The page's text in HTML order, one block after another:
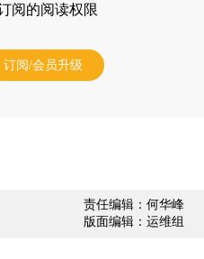
阅的阅读权限
订阅/会员升级
责任编辑：何华峰
版面编辑：运维组